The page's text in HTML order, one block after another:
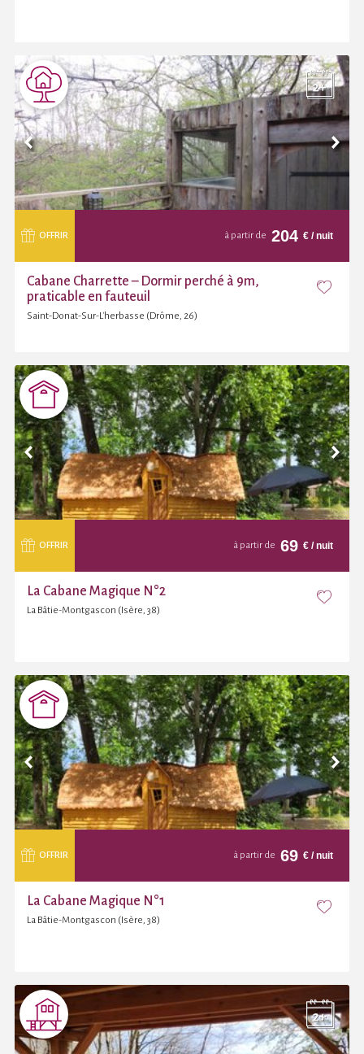
OFFRIR à partir de 204 € / nuit
Cabane Charrette – Dormir perché à 9m,
praticable en fauteuil
Saint-Donat-Sur-L'herbasse (Drôme, 26)
OFFRIR à partir de 69 € / nuit
La Cabane Magique N°2
La Bâtie-Montgascon (Isère, 38)
OFFRIR à partir de 69 € / nuit
La Cabane Magique N°1
La Bâtie-Montgascon (Isère, 38)